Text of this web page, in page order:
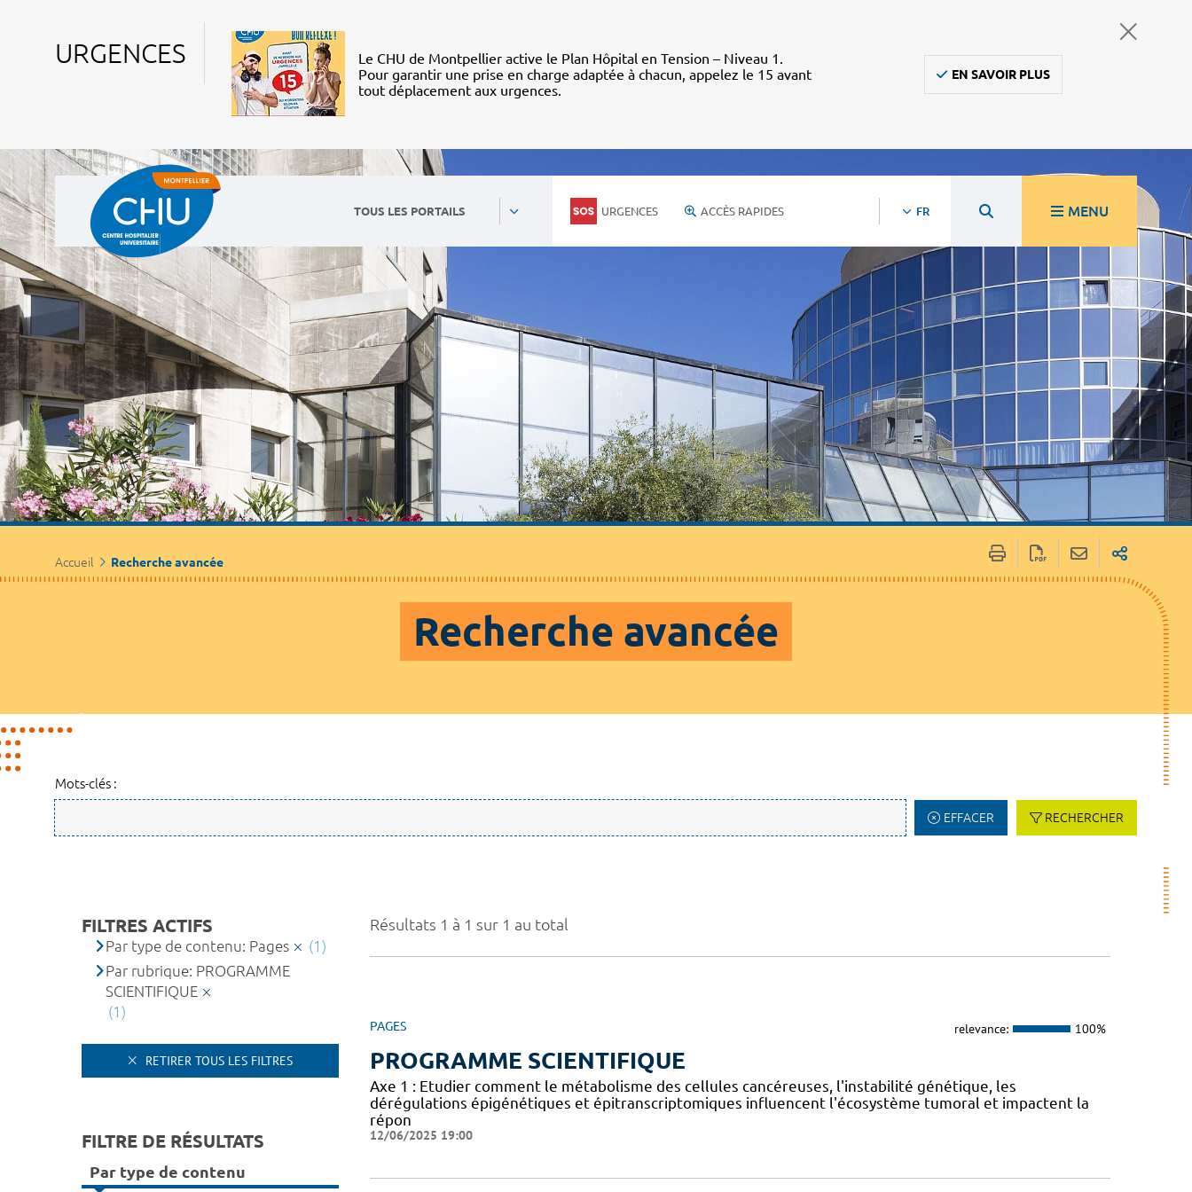
URGENCES
Le CHU de Montpellier active le Plan Hôpital en Tension – Niveau 1.
Pour garantir une prise en charge adaptée à chacun, appelez le 15 avant
tout déplacement aux urgences.
EN SAVOIR PLUS
TOUS LES PORTAILS URGENCES ACCÈS RAPIDES FR MENU
Accueil Recherche avancée
Recherche avancée
Mots-clés :
EFFACER RECHERCHER
Résultats 1 à 1 sur 1 au total
PAGES relevance: 100%
PROGRAMME SCIENTIFIQUE
Axe 1 : Etudier comment le métabolisme des cellules cancéreuses, l'instabilité génétique, les
dérégulations épigénétiques et épitranscriptomiques influencent l'écosystème tumoral et impactent la
répon
12/06/2025 19:00
FILTRES ACTIFS
Par type de contenu: Pages
(1)
Par rubrique: PROGRAMME
SCIENTIFIQUE
(1)
RETIRER TOUS LES FILTRES
FILTRE DE RÉSULTATS
Par type de contenu